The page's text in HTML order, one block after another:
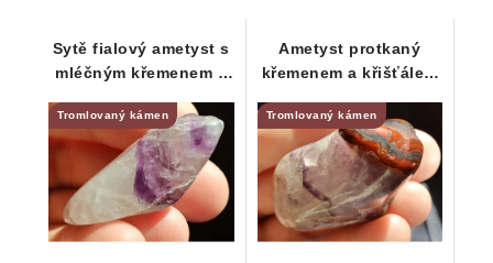
Sytě fialový ametyst s
mléčným křemenem a
Tromlovaný kámen
Ametyst protkaný
křemenem a křišťálem
jaspisu
Tromlovaný kámen